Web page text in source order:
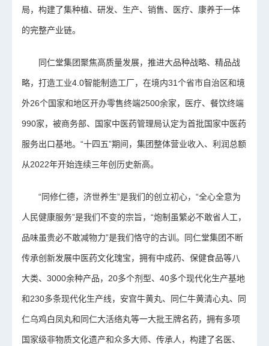
局，构建了集种植、研发、生产、销售、医疗、康养于一体
的完整产业链。
同仁堂集团聚焦高质量发展，推进大品种战略、精品战
略，打造工业4.0智能制造工厂，在境内31个省市自治区和境
外26个国家和地区开办零售终端2500余家，医疗、餐饮终端
990家，被商务部、国家中医药管理局认定为首批国家中医药
服务出口基地。“十四五”期间，集团整体营业收入、利润总额
从2022年开始连续三年创历史新高。
“同修仁德，济世养生”是我们的创立初心，“全心全意为
人民健康服务”是我们不变的宗旨，“炮制虽繁必不敢省人工，
品味虽贵必不敢减物力”是我们恪守的古训。同仁堂集团不断
传承创新发展中医药文化瑰宝，拥有中成药、保健食品等八
大类、3000余种产品，20多个剂型、40多个现代化生产基地
和230多条现代化生产线，安宫牛黄丸、同仁牛黄清心丸、同
仁乌鸡白凤丸和同仁大活络丸等一大批王牌名药，拥有多项
国家级非物质文化遗产和众多大师、传承人，构建了名医、